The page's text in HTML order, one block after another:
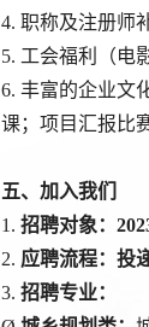
4. 职称及注册师
5. 工会福利（电
6. 丰富的企业文
课；项目汇报比
五、加入我们
1.招聘对象：
2. 应聘流程：投
3.招聘专业：